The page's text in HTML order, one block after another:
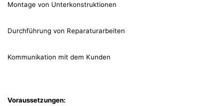
Montage von Unterkonstruktionen
Durchführung von ⁠Reparaturarbeiten
⁠Kommunikation mit dem Kunden
Voraussetzungen: